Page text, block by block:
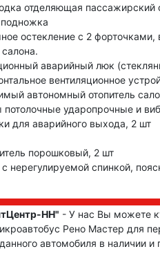
отделяющая пассажирский
остекление с 2
аварийный люк
вентиляционное
автономный отопитель
ударопрочные и
для аварийного выхода, 2 шт
порошковый, 2 шт
нерегулируемой спинкой,
НН" - У нас Вы можете
Рено Мастер для
автомобиля в наличии и